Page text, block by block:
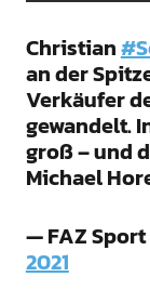
Christian
an der
Verkäufer
gewandelt.
groß – und
Michael
— FAZ Sport
2021